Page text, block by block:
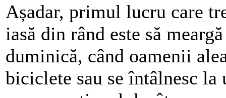
Așadar, primul lucru care
iasă din rând este să
duminică, când oamenii
biciclete sau se întâlnesc